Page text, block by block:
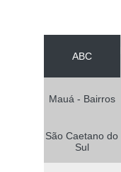
ABC
Mauá - Bairros
São Caetano do
Sul